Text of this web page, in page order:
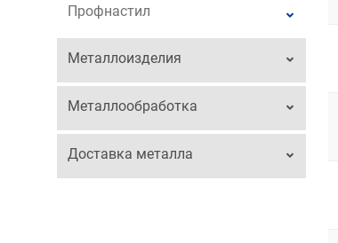
Профнастил
Металлоизделия
Металлообработка
Доставка металла